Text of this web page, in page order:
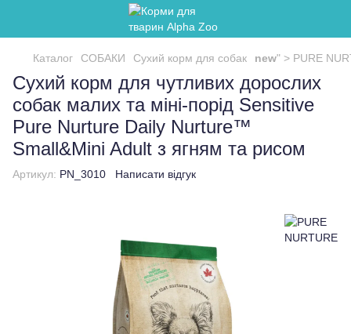
Каталог СОБАКИ Сухий корм для собак new" > PURE
Сухий корм для чутливих дорослих
собак малих та міні-порід Sensitive
Pure Nurture Daily Nurture™
Small&Mini Adult з ягням та рисом
Артикул: PN_3010 Написати відгук